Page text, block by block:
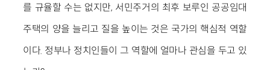
를 규율할 수는 없지만, 서민주거의 최후 보루인 공공임대
주택의 양을 늘리고 질을 높이는 것은 국가의 핵심적 역할
이다. 정부나 정치인들이 그 역할에 얼마나 관심을 두고 있